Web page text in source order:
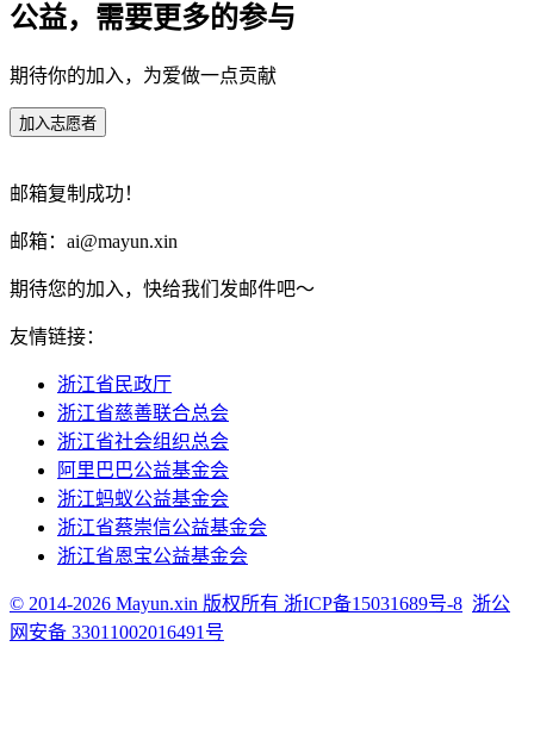
公益，需要更多的参与
期待你的加入，为爱做一点贡献
加入志愿者
邮箱复制成功！
邮箱：ai@mayun.xin
期待您的加入，快给我们发邮件吧～
友情链接：
浙江省民政厅
浙江省慈善联合总会
浙江省社会组织总会
阿里巴巴公益基金会
浙江蚂蚁公益基金会
浙江省蔡崇信公益基金会
浙江省恩宝公益基金会
© 2014-2026 Mayun.xin 版权所有 浙ICP备15031689号-8 浙公
网安备 33011002016491号